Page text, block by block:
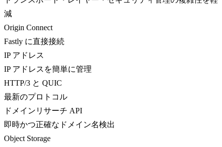
減
Origin Connect
Fastly に直接接続
IP アドレス
IP アドレスを簡単に管理
HTTP/3 と QUIC
最新のプロトコル
ドメインリサーチ API
即時かつ正確なドメイン名検出
Object Storage